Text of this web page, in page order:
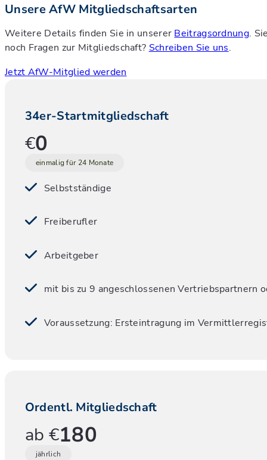
Unsere AfW Mitgliedschaftsarten
Weitere Details finden Sie in unserer Beitragsordnung.
noch Fragen zur Mitgliedschaft? Schreiben Sie uns.
Jetzt AfW-Mitglied werden
34er-Startmitgliedschaft
€0
einmalig für 24 Monate
Selbstständige
Freiberufler
Arbeitgeber
mit bis zu 9 angeschlossenen
Voraussetzung: Ersteintragung im
Ordentl. Mitgliedschaft
ab €180
jährlich